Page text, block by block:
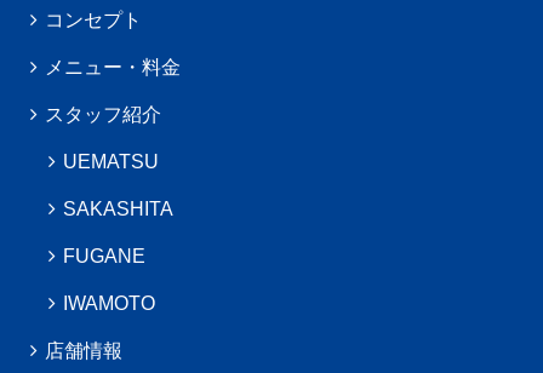
コンセプト
メニュー・料金
スタッフ紹介
UEMATSU
SAKASHITA
FUGANE
IWAMOTO
店舗情報